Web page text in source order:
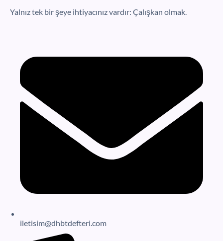
Yalnız tek bir şeye ihtiyacınız vardır: Çalışkan olmak.
iletisim@dhbtdefteri.com